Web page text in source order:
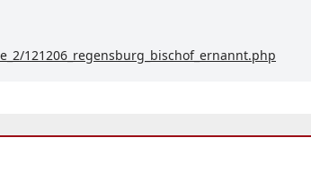
121206_regensburg_bischof_ernannt.php